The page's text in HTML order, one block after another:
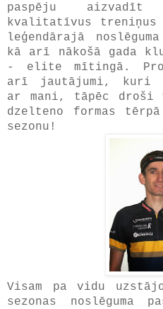
paspēju aizvadīt
kvalitatīvus
leģendārajā
kā arī nākošā gada
- elite mītingā.
arī jautājumi, kuri
ar mani, tāpēc
dzelteno formas
sezonu!
Visam pa vidu
sezonas noslēguma